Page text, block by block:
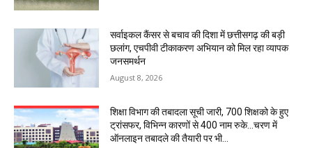
सर्वाइकल कैंसर से बचाव की दिशा में छत्तीसगढ़ की बड़ी
छलांग, एचपीवी टीकाकरण अभियान को मिल रहा व्यापक
जनसमर्थन
August 8, 2026
शिक्षा विभाग की तबादला सूची जारी, 700 शिक्षको के हुए
ट्रांसफर, विभिन्न कारणों से 400 नाम रुके…चरण में
ऑनलाइन तबादले की तैयारी पर भी...